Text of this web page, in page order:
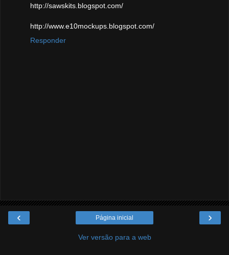
http://sawskits.blogspot.com/
http://www.e10mockups.blogspot.com/
Responder
‹ ›
Página inicial
Ver versão para a web